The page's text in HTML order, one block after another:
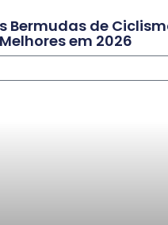
Bermudas de
Melhores em 2026